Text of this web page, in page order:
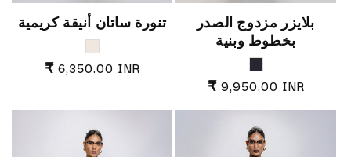
تنورة ساتان أنيقة كريمية
Warm Beige
السعر العادي
₹ 6,350.00 INR
بلايزر مزدوج الصدر
بخطوط وبنية
midnight blue
السعر العادي
₹ 9,950.00 INR